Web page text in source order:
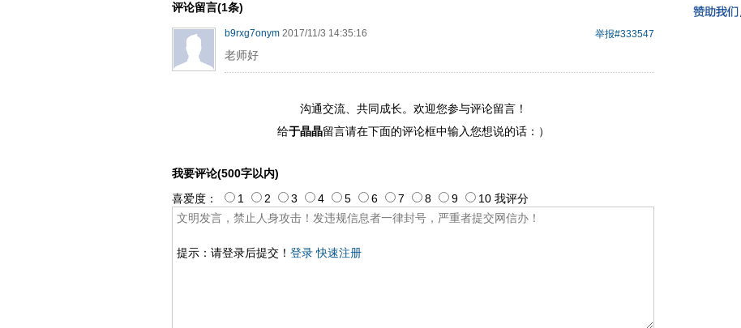
评论留言(1条)
举报#333547
b9rxg7onym 2017/11/3 14:35:16
老师好
沟通交流、共同成长。欢迎您参与评论留言！
给于晶晶留言请在下面的评论框中输入您想说的话：）
我要评论(500字以内)
提示：请登录后提交！ 登录 快速注册
喜爱度： 1 2 3 4 5 6 7 8 9 10 我评分